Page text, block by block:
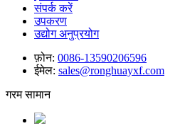
संपर्क करें
उपकरण
उद्योग अनुप्रयोग
फ़ोन: 0086-13590206596
ईमेल: sales@ronghuayxf.com
गरम सामान